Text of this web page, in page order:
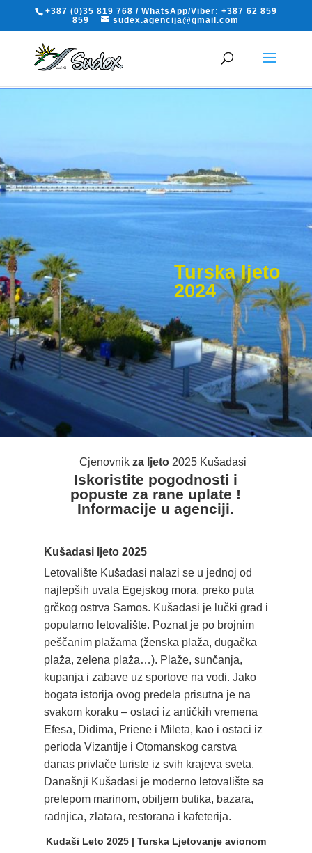
+387 (0)35 819 768 / WhatsApp/Viber: +387 62 859
859
sudex.agencija@gmail.com
Turska ljeto
2024
Cjenovnikza ljeto 2025 Kušadasi
Iskoristite pogodnosti i
popuste za rane uplate !
Informacije u agenciji.
Kušadasi ljeto 2025
Letovalište Kušadasi nalazi se u jednoj od
najlepših uvala Egejskog mora, preko puta
grčkog ostrva Samos. Kušadasi je lučki grad i
popularno letovalište. Poznat je po brojnim
peščanim plažama (ženska plaža, dugačka
plaža, zelena plaža…). Plaže, sunčanja,
kupanja i zabave uz sportove na vodi. Jako
bogata istorija ovog predela prisutna je na
svakom koraku – ostaci iz antičkih vremena
Efesa, Didima, Priene i Mileta, kao i ostaci iz
perioda Vizantije i Otomanskog carstva
danas privlače turiste iz svih krajeva sveta.
Današnji Kušadasi je moderno letovalište sa
prelepom marinom, obiljem butika, bazara,
radnjica, zlatara, restorana i kafeterija.
Kudaši Leto 2025 | Turska Ljetovanje avionom